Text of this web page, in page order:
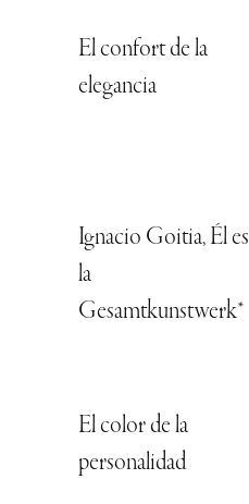
El confort de la
elegancia
Ignacio Goitia, Él es
la
Gesamtkunstwerk*
El color de la
personalidad